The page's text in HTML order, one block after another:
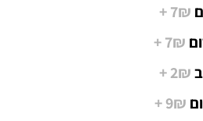
7₪ +
7₪ +
2₪ +
9₪ +